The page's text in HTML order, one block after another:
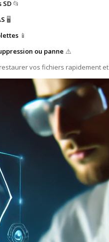
SD📂
🖥️
📱
ou panne ⚠️
vos fichiers rapidement